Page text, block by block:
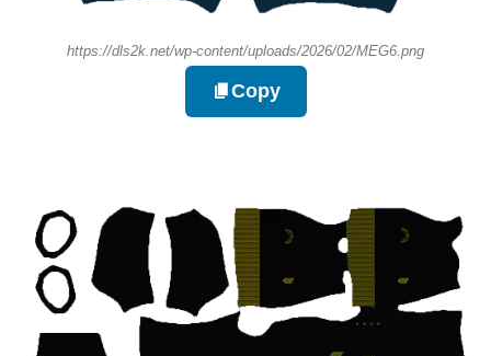
https://dls2k.net/wp-content/uploads/2026/02/MEG6.png
Copy